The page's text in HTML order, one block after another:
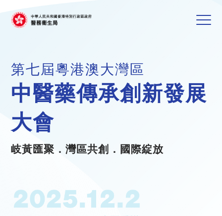
第七屆粵港澳大灣區
中醫藥傳承創新發展
大會
岐黃匯聚．灣區共創．國際綻放